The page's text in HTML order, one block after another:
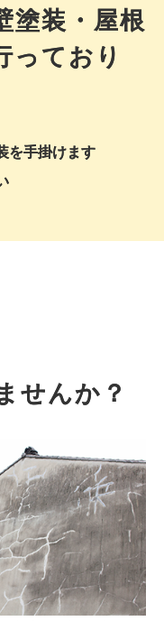
塗装・屋根
っており
を手掛けます
せんか？